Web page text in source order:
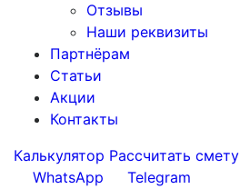
Отзывы
Наши реквизиты
Партнёрам
Статьи
Акции
Контакты
Калькулятор Рассчитать смету
WhatsApp
Telegram